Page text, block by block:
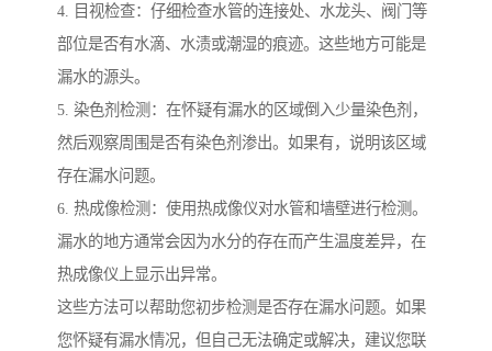
4. 目视检查：仔细检查水管的连接处、水龙头、阀门等
部位是否有水滴、水渍或潮湿的痕迹。这些地方可能是
漏水的源头。
5. 染色剂检测：在怀疑有漏水的区域倒入少量染色剂，
然后观察周围是否有染色剂渗出。如果有，说明该区域
存在漏水问题。
6. 热成像检测：使用热成像仪对水管和墙壁进行检测。
漏水的地方通常会因为水分的存在而产生温度差异，在
热成像仪上显示出异常。
这些方法可以帮助您初步检测是否存在漏水问题。如果
您怀疑有漏水情况，但自己无法确定或解决，建议您联